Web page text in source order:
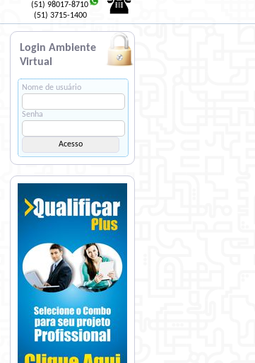
(51) 98017-8710
(51) 3715-1400
Login Ambiente
Virtual
Nome de usuário
Senha